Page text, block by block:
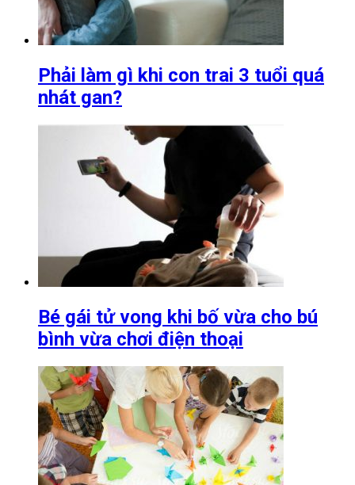
Phải làm gì khi con trai 3 tuổi quá
nhát gan?
Bé gái tử vong khi bố vừa cho bú
bình vừa chơi điện thoại